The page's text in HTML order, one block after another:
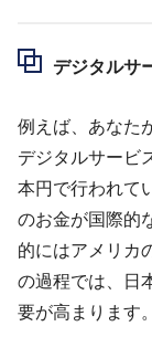
デジタルサ
例えば、あなた
デジタルサービ
本円で行われて
のお金が国際的
的にはアメリカ
の過程では、日
要が高まります。